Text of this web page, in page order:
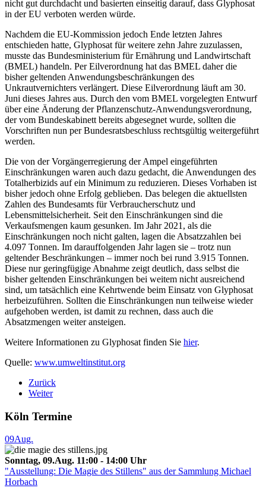
nicht gut durchdacht und basierten einseitig darauf, dass Glyphosat
in der EU verboten werden würde.
Nachdem die EU-Kommission jedoch Ende letzten Jahres
entschieden hatte, Glyphosat für weitere zehn Jahre zuzulassen,
musste das Bundesministerium für Ernährung und Landwirtschaft
(BMEL) handeln. Per Eilverordnung hat das BMEL daher die
bisher geltenden Anwendungsbeschränkungen des
Unkrautvernichters verlängert. Diese Eilverordnung läuft am 30.
Juni dieses Jahres aus. Durch den vom BMEL vorgelegten Entwurf
über eine Änderung der Pflanzenschutz-Anwendungsverordnung,
der vom Bundeskabinett bereits abgesegnet wurde, sollten die
Vorschriften nun per Bundesratsbeschluss rechtsgültig weitergeführt
werden.
Die von der Vorgängerregierung der Ampel eingeführten
Einschränkungen waren auch dazu gedacht, die Anwendungen des
Totalherbizids auf ein Minimum zu reduzieren. Dieses Vorhaben ist
bisher jedoch ohne Erfolg geblieben. Das belegen die aktuellsten
Zahlen des Bundesamts für Verbraucherschutz und
Lebensmittelsicherheit. Seit den Einschränkungen sind die
Verkaufsmengen kaum gesunken. Im Jahr 2021, als die
Einschränkungen noch nicht galten, lagen die Absatzzahlen bei
4.097 Tonnen. Im darauffolgenden Jahr lagen sie – trotz nun
geltender Beschränkungen – immer noch bei rund 3.915 Tonnen.
Diese nur geringfügige Abnahme zeigt deutlich, dass selbst die
bisher geltenden Einschränkungen bei weitem nicht ausreichend
sind, um tatsächlich eine Kehrtwende beim Einsatz von Glyphosat
herbeizuführen. Sollten die Einschränkungen nun teilweise wieder
aufgehoben werden, ist damit zu rechnen, dass auch die
Absatzmengen weiter ansteigen.
Weitere Informationen zu Glyphosat finden Sie hier.
Quelle: www.umweltinstitut.org
Zurück
Weiter
Köln Termine
09Aug.
Sonntag, 09.Aug. 11:00 - 14:00 Uhr
"Ausstellung: Die Magie des Stillens" aus der Sammlung Michael
Horbach